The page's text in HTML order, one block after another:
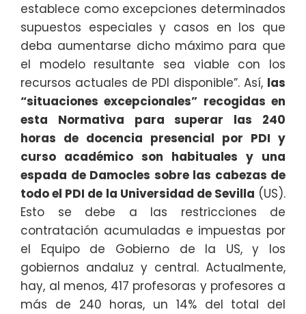
establece como excepciones determinados
supuestos especiales y casos en los que
deba aumentarse dicho máximo para que
el modelo resultante sea viable con los
recursos actuales de PDI disponible”. Así, las
“situaciones excepcionales” recogidas en
esta Normativa para superar las 240
horas de docencia presencial por PDI y
curso académico son habituales y una
espada de Damocles sobre las cabezas de
todo el PDI de la Universidad de Sevilla (US).
Esto se debe a las restricciones de
contratación acumuladas e impuestas por
el Equipo de Gobierno de la US, y los
gobiernos andaluz y central. Actualmente,
hay, al menos, 417 profesoras y profesores a
más de 240 horas, un 14% del total del